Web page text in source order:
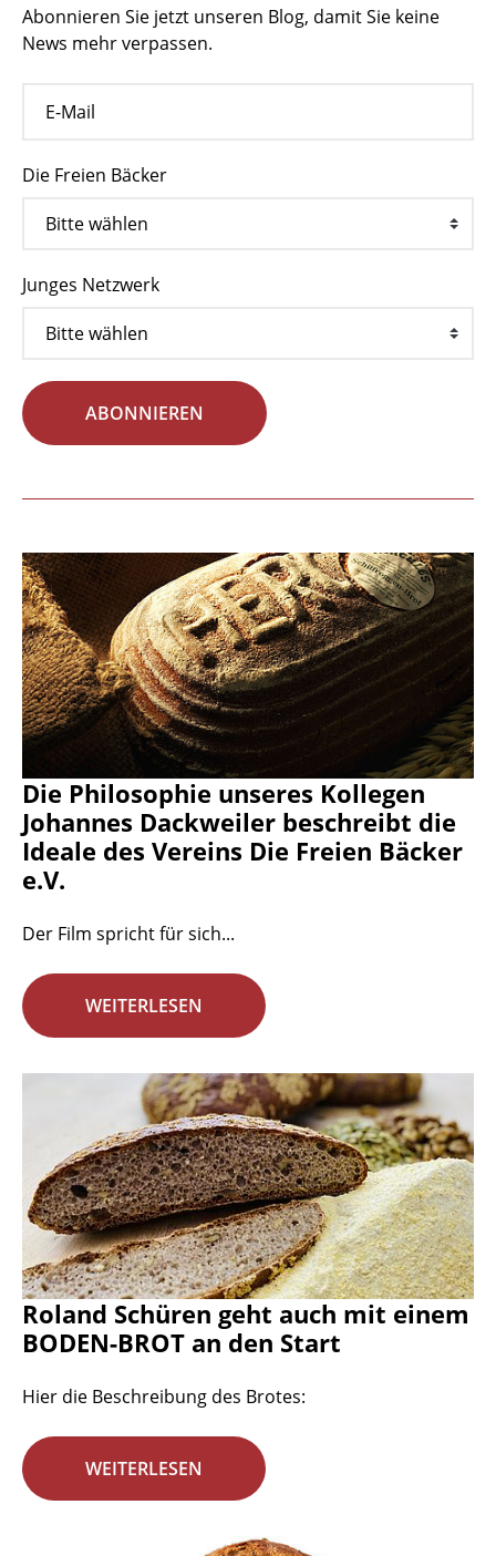
Abonnieren Sie jetzt unseren Blog, damit Sie keine
News mehr verpassen.
Die Freien Bäcker
Junges Netzwerk
ABONNIEREN
Die Philosophie unseres Kollegen
Johannes Dackweiler beschreibt die
Ideale des Vereins Die Freien Bäcker
e.V.
Der Film spricht für sich...
WEITERLESEN
Roland Schüren geht auch mit einem
BODEN-BROT an den Start
Hier die Beschreibung des Brotes:
WEITERLESEN